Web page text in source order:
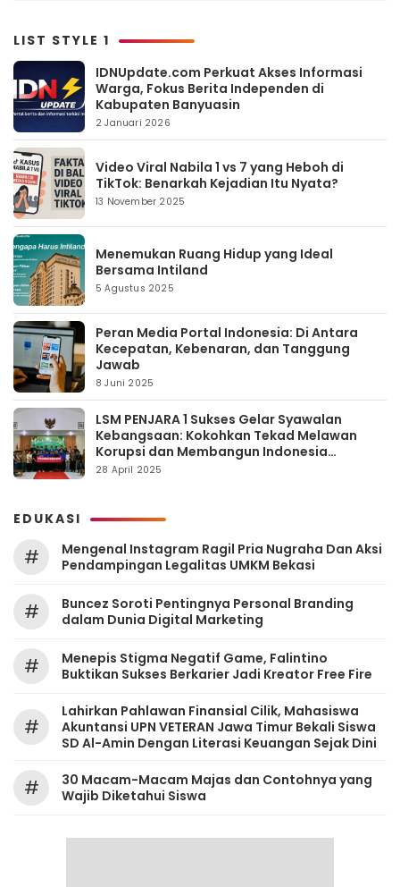
LIST STYLE 1
IDNUpdate.com Perkuat Akses Informasi
Warga, Fokus Berita Independen di
Kabupaten Banyuasin
2 Januari 2026
Video Viral Nabila 1 vs 7 yang Heboh di
TikTok: Benarkah Kejadian Itu Nyata?
13 November 2025
Menemukan Ruang Hidup yang Ideal
Bersama Intiland
5 Agustus 2025
Peran Media Portal Indonesia: Di Antara
Kecepatan, Kebenaran, dan Tanggung
Jawab
8 Juni 2025
LSM PENJARA 1 Sukses Gelar Syawalan
Kebangsaan: Kokohkan Tekad Melawan
Korupsi dan Membangun Indonesia
Berintegritas
28 April 2025
EDUKASI
#
Mengenal Instagram Ragil Pria Nugraha Dan Aksi
Pendampingan Legalitas UMKM Bekasi
#
‎Buncez Soroti Pentingnya Personal Branding
dalam Dunia Digital Marketing
#
Menepis Stigma Negatif Game, Falintino
Buktikan Sukses Berkarier Jadi Kreator Free Fire
#
Lahirkan Pahlawan Finansial Cilik, Mahasiswa
Akuntansi UPN VETERAN Jawa Timur Bekali Siswa
SD Al-Amin Dengan Literasi Keuangan Sejak Dini
#
30 Macam-Macam Majas dan Contohnya yang
Wajib Diketahui Siswa